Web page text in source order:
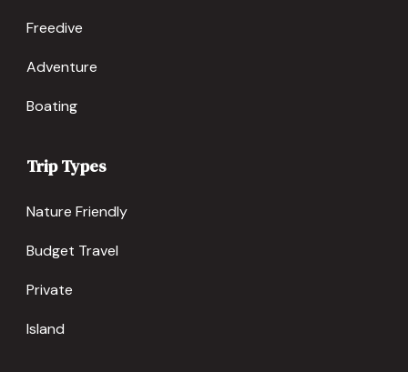
Freedive
Adventure
Boating
Trip Types
Nature Friendly
Budget Travel
Private
Island